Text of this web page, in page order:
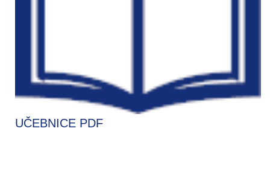
UČEBNICE PDF